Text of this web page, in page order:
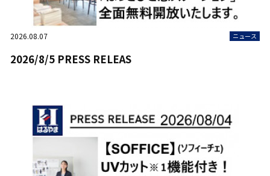
2026.08.07 ニュース
2026/8/5 PRESS RELEAS